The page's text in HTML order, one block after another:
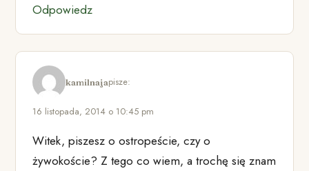
Odpowiedz
kamilnajapisze:
16 listopada, 2014 o 10:45 pm
Witek, piszesz o ostropeście, czy o
żywokoście? Z tego co wiem, a trochę się znam